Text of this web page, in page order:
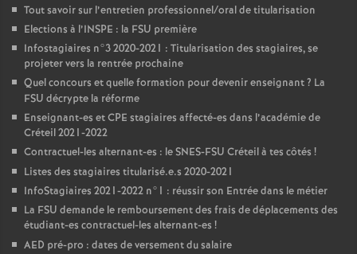
Tout savoir sur l’entretien professionnel/oral de titularisation
Elections à l’INSPE : la FSU première
Infostagiaires n°3 2020-2021 : Titularisation des stagiaires, se
projeter vers la rentrée prochaine
Quel concours et quelle formation pour devenir enseignant? La
FSU décrypte la réforme
Enseignant-es etCPE stagiaires affecté-es dans l’académie de
Créteil 2021-2022
Contractuel-les alternant-es : leSNES-FSU Créteil à tes côtés !
Listes des stagiaires titularisé.e.s 2020-2021
InfoStagiaires 2021-2022 n°1 : réussir son Entrée dans le métier
La FSU demande le remboursement des frais de déplacements des
étudiant-es contractuel-les alternant-es !
AED pré-pro : dates de versement du salaire